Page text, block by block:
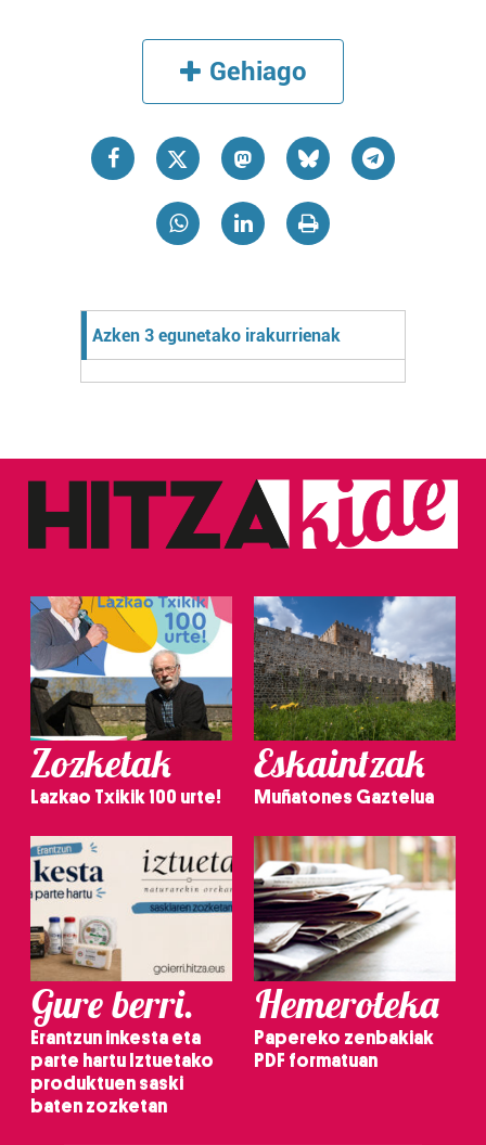
Gehiago
Azken 3 egunetako irakurrienak
Zozketak
Lazkao Txikik 100 urte!
Eskaintzak
Muñatones Gaztelua
Gure berri.
Erantzun inkesta eta
parte hartu Iztuetako
produktuen saski
baten zozketan
Hemeroteka
Papereko zenbakiak
PDF formatuan